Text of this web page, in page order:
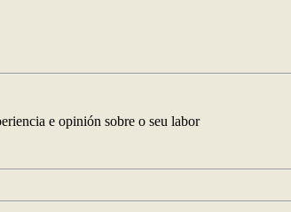
e opinión sobre o seu labor